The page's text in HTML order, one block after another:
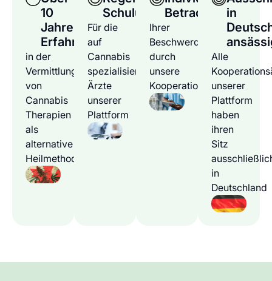
10
Jahre
Erfahrung
in der
Vermittlung
von
Cannabis
Therapien
als
alternative
Heilmethode
Schulungen
Für die
auf
Cannabis
spezialisierten
Ärzte
unserer
Plattform
Betrachtung
Ihrer
Beschwerden
durch
unsere
Kooperationsärzte
in
Alle
unserer
Plattform
haben
ihren
Sitz
in
Deutschland